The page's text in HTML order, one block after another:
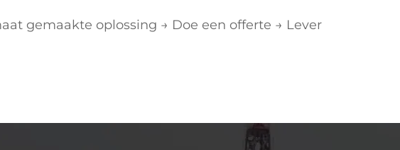
gemaakte oplossing → Doe een offerte → Lever